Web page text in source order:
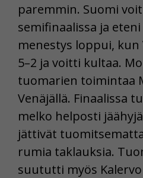
paremmin. Suomi
semifinaalissa ja
menestys loppui, kun
5–2 ja voitti kultaa.
tuomarien toimintaa
Venäjällä. Finaalissa
melko helposti
jättivät
rumia taklauksia.
suututti myös